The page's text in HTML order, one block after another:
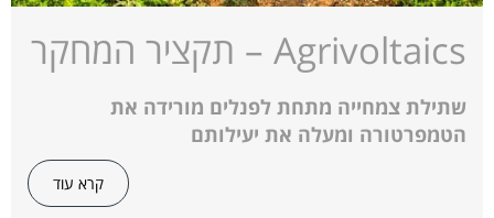
Agrivoltaics – תקציר המחקר
שתילת צמחייה מתחת לפנלים מורידה את
הטמפרטורה ומעלה את יעילותם
קרא עוד